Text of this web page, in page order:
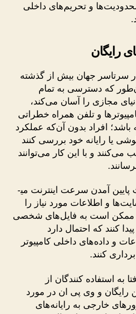
و تحریم‌های داخلی
رایگان
سرتاسر جهان بیش از گذشته
که دسترسی به تمام
مجازی را آسان می‌کند،
و تلفن همراه خطراتی
باشد؛ افراد بدون آن‌که عملکرد
یا رایانه خود بررسی کنند
می‌کنند و با این کار می‌توانند
فیلترشکن رایگان باعث پایین آمدن سرعت اینترنت می­
و اطلاعات مورد نیاز را
ممکن است به فایل‌های شخصی
کنند که احتمال دارد
و داده‌های داخلی کامپیوتر
کنند.
به استفاده کنندگان از
رایگان و وی پی ان در مورد
خارجی به رایانه‌های